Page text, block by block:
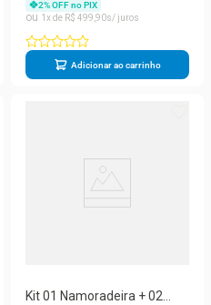
2% OFF no PIX
1
R$ 499 90
Adicionar ao carrinho
Kit 01 Namoradeira + 02